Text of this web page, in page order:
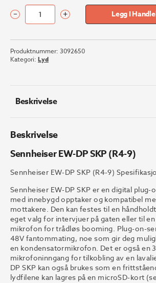
Sennheiser
DP
SKP
(R4-
– + Legg I
Produktnummer: 3092650
Kategori: Lyd
Beskrivelse
Beskrivelse
Sennheiser EW-DP SKP (R4-9)
Sennheiser EW-DP SKP (R4-9)
Sennheiser EW-DP SKP er en digital
med innebygd opptaker og kompatibel
mottakere. Den kan festes til en
eget valg for intervjuer på gaten eller til
mikrofon for trådløs booming. Plug-on-
48V fantommating, noe som gir deg
en kondensatormikrofon. Det er også en
mikrofoninngang for tilkobling av en
DP SKP kan også brukes som en
lydfilene kan lagres på en microSD-kort